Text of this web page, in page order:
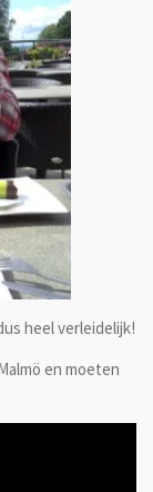
heel verleidelijk!
en moeten